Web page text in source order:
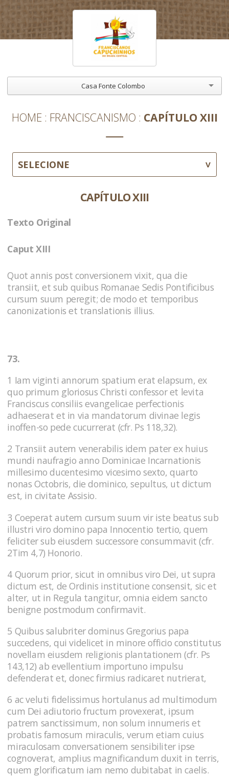
Casa Fonte Colombo
HOME FRANCISCANISMO CAPÍTULO XIII
SELECIONE
CAPÍTULO XIII
Texto Original
Caput XIII
Quot annis post conversionem vixit, qua die
transiit, et sub quibus Romanae Sedis Pontificibus
cursum suum peregit; de modo et temporibus
canonizationis et translationis illius.
73.
1 Iam viginti annorum spatium erat elapsum, ex
quo primum gloriosus Christi confessor et levita
Franciscus consiliis evangelicae perfectionis
adhaeserat et in via mandatorum divinae legis
inoffen-so pede cucurrerat (cfr. Ps 118,32).
2 Transiit autem venerabilis idem pater ex huius
mundi naufragio anno Dominicae Incarnationis
millesimo ducentesimo vicesimo sexto, quarto
nonas Octobris, die dominico, sepultus, ut dictum
est, in civitate Assisio.
3 Coeperat autem cursum suum vir iste beatus sub
illustri viro domino papa Innocentio tertio, quem
feliciter sub eiusdem successore consummavit (cfr.
2Tim 4,7) Honorio.
4 Quorum prior, sicut in omnibus viro Dei, ut supra
dictum est, de Ordinis institutione consensit, sic et
alter, ut in Regula tangitur, omnia eidem sancto
benigne postmodum confirmavit.
5 Quibus salubriter dominus Gregorius papa
succedens, qui videlicet in minore officio constitutus
novellam eiusdem religionis plantationem (cfr. Ps
143,12) ab evellentium importuno impulsu
defenderat et, donec firmius radicaret nutrierat,
6 ac veluti fidelissimus hortulanus ad multimodum
cum Dei adiutorio fructum provexerat, ipsum
patrem sanctissimum, non solum innumeris et
probatis famosum miraculis, verum etiam cuius
miraculosam conversationem sensibiliter ipse
cognoverat, amplius magnificandum duxit in terris,
quem glorificatum iam nemo dubitabat in caelis.